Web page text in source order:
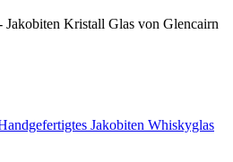
Jakobiten Whiskyglas